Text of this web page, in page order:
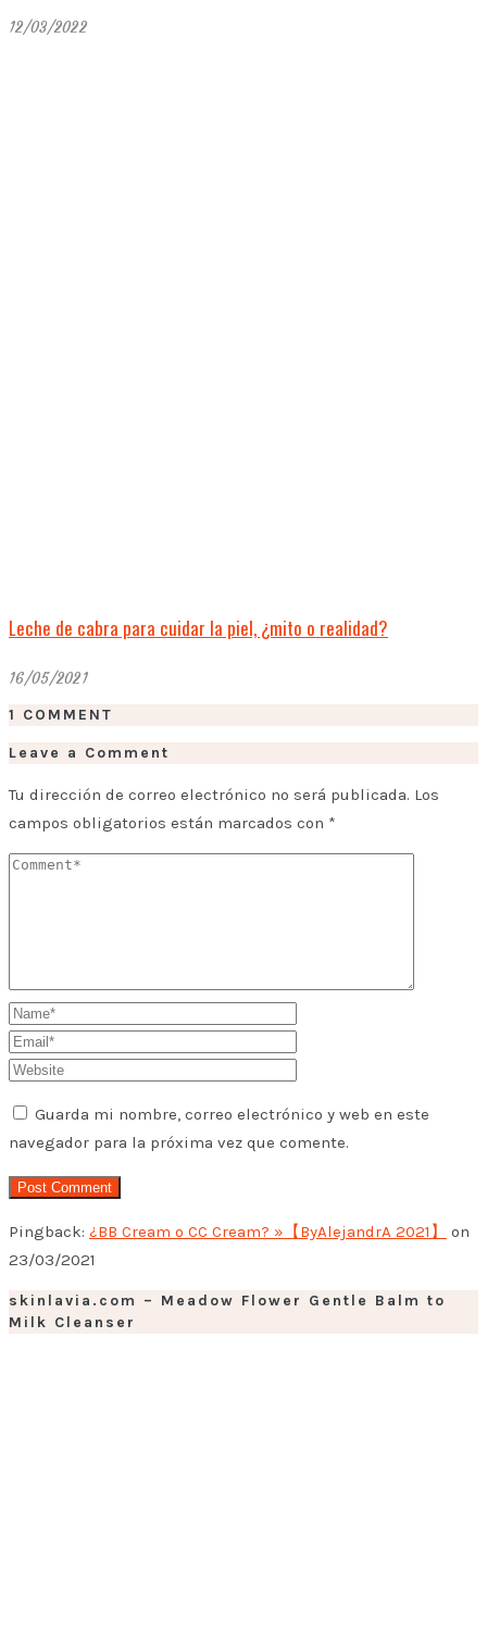
12/03/2022
Leche de cabra para cuidar la piel, ¿mito o realidad?
16/05/2021
1 COMMENT
Leave a Comment
Tu dirección de correo electrónico no será publicada. Los
campos obligatorios están marcados con *
Guarda mi nombre, correo electrónico y web en este
navegador para la próxima vez que comente.
Pingback: ¿BB Cream o CC Cream? »【ByAlejandrA 2021】
on
23/03/2021
skinlavia.com – Meadow Flower Gentle Balm to
Milk Cleanser